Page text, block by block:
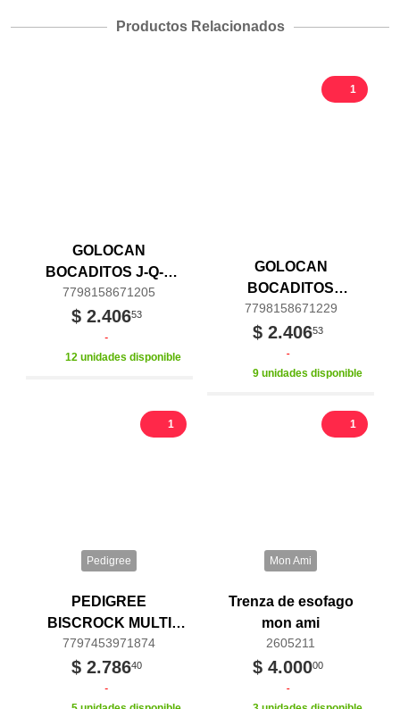
Productos Relacionados
GOLOCAN
BOCADITOS J-Q-E
(MIX)100G
7798158671205
$ 2.40653
12 unidades disponible
1
GOLOCAN
BOCADITOS
FRUTALES100G
7798158671229
$ 2.40653
9 unidades disponible
1
Pedigree
PEDIGREE
BISCROCK MULTI
X100G
7797453971874
$ 2.78640
1
Mon Ami
Trenza de esofago
mon ami
2605211
$ 4.00000